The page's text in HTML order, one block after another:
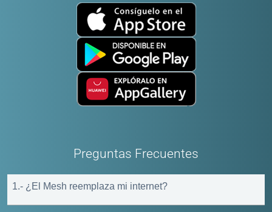
Preguntas Frecuentes
1.- ¿El Mesh reemplaza mi internet?